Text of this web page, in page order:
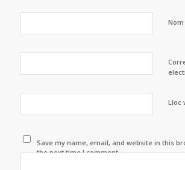
Nom
Lloc
Save my name, email, and website in this
the next time I comment.